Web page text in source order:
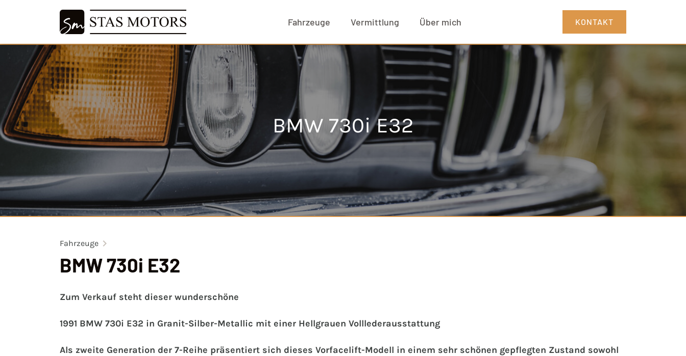
Fahrzeuge Vermittlung Über mich KONTAKT
BMW 730i E32
Fahrzeuge
BMW 730i E32
Zum Verkauf steht dieser wunderschöne
1991 BMW 730i E32 in Granit-Silber-Metallic mit einer Hellgrauen Volllederausstattung
Als zweite Generation der 7-Reihe präsentiert sich dieses Vorfacelift-Modell in einem sehr schönen gepflegten Zustand sowohl